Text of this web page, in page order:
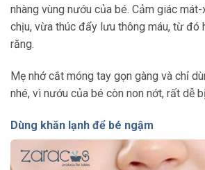
nhàng vùng nướu của bé. Cảm giác
chịu, vừa thúc đẩy lưu thông máu, từ đó
răng.
Mẹ nhớ cắt móng tay gọn gàng và chỉ
nhé, vì nướu của bé còn non nớt, rất dễ
Dùng khăn lạnh để bé ngậm